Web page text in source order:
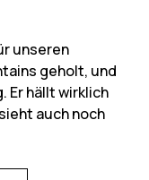
unseren
geholt, und
Er hällt wirklich
auch noch